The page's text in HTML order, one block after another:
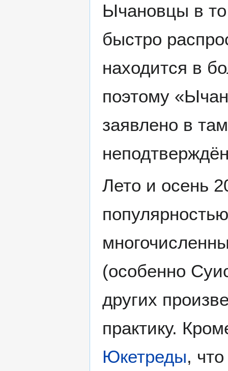
Ычановцы в
быстро
находится в
поэтому
заявлено в
Лето и осень
(особенно
других
практику.
Юкетреды,